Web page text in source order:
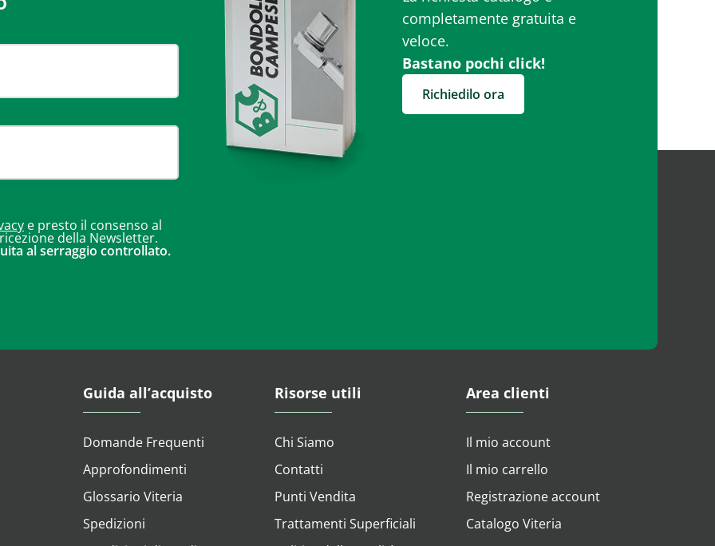
e presto il consenso al
della Newsletter.
al serraggio controllato.
completamente gratuita e
veloce.
Bastano pochi click!
Richiedilo ora
Guida all’acquisto
Domande Frequenti
Approfondimenti
Glossario Viteria
Spedizioni
Risorse utili
Chi Siamo
Contatti
Punti Vendita
Trattamenti Superficiali
Area clienti
Il mio account
Il mio carrello
Registrazione account
Catalogo Viteria